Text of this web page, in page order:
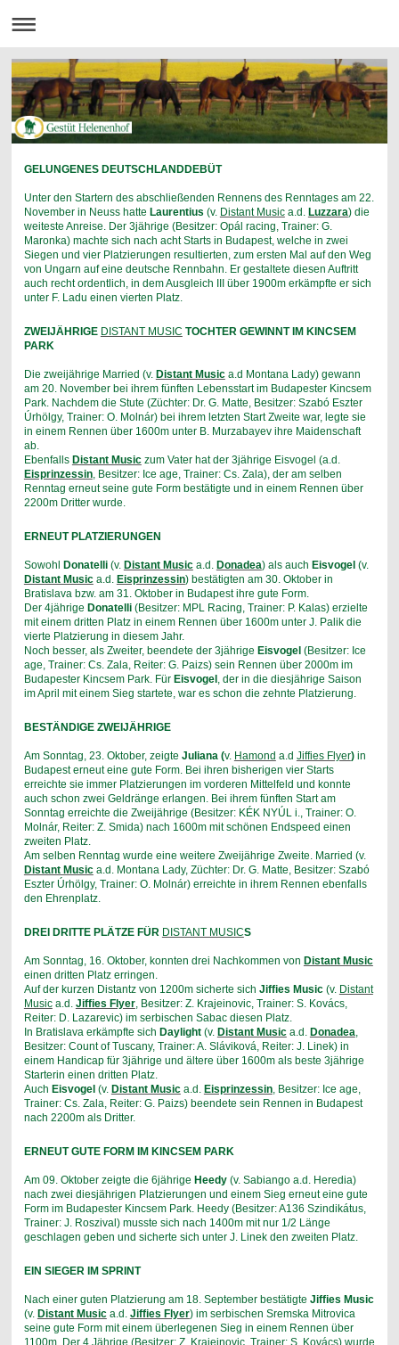
GELUNGENES DEUTSCHLANDDEBÜT
Unter den Startern des abschließenden Rennens des Renntages am 22.
November in Neuss hatte Laurentius (v. Distant Music a.d. Luzzara) die
weiteste Anreise. Der 3jährige (Besitzer: Opál racing, Trainer: G.
Maronka) machte sich nach acht Starts in Budapest, welche in zwei
Siegen und vier Platzierungen resultierten, zum ersten Mal auf den Weg
von Ungarn auf eine deutsche Rennbahn. Er gestaltete diesen Auftritt
auch recht ordentlich, in dem Ausgleich III über 1900m erkämpfte er sich
unter F. Ladu einen vierten Platz.
ZWEIJÄHRIGE DISTANT MUSIC TOCHTER GEWINNT IM KINCSEM
PARK
Die zweijährige Married (v. Distant Music a.d Montana Lady) gewann
am 20. November bei ihrem fünften Lebensstart im Budapester Kincsem
Park. Nachdem die Stute (Züchter: Dr. G. Matte, Besitzer: Szabó Eszter
Úrhölgy, Trainer: O. Molnár) bei ihrem letzten Start Zweite war, legte sie
in einem Rennen über 1600m unter B. Murzabayev ihre Maidenschaft
ab.
Ebenfalls Distant Music zum Vater hat der 3jährige Eisvogel (a.d.
Eisprinzessin, Besitzer: Ice age, Trainer: Cs. Zala), der am selben
Renntag erneut seine gute Form bestätigte und in einem Rennen über
2200m Dritter wurde.
ERNEUT PLATZIERUNGEN
Sowohl Donatelli(v. Distant Music a.d. Donadea) als auch Eisvogel(v.
Distant Music a.d. Eisprinzessin) bestätigten am 30. Oktober in
Bratislava bzw. am 31. Oktober in Budapest ihre gute Form.
Der 4jährige Donatelli(Besitzer: MPL Racing, Trainer: P. Kalas) erzielte
mit einem dritten Platz in einem Rennen über 1600m unter J. Palik die
vierte Platzierung in diesem Jahr.
Noch besser, als Zweiter, beendete der 3jährige Eisvogel(Besitzer: Ice
age, Trainer: Cs. Zala, Reiter: G. Paizs) sein Rennen über 2000m im
Budapester Kincsem Park. Für Eisvogel, der in die diesjährige Saison
im April mit einem Sieg startete, war es schon die zehnte Platzierung.
BESTÄNDIGE ZWEIJÄHRIGE
Am Sonntag, 23. Oktober, zeigte Juliana (v. Hamond a.d Jiffies Flyer) in
Budapest erneut eine gute Form. Bei ihren bisherigen vier Starts
erreichte sie immer Platzierungen im vorderen Mittelfeld und konnte
auch schon zwei Geldränge erlangen. Bei ihrem fünften Start am
Sonntag erreichte die Zweijährige (Besitzer: KÉK NYÚL i., Trainer: O.
Molnár, Reiter: Z. Smida) nach 1600m mit schönen Endspeed einen
zweiten Platz.
Am selben Renntag wurde eine weitere Zweijährige Zweite. Married (v.
Distant Music a.d. Montana Lady, Züchter: Dr. G. Matte, Besitzer: Szabó
Eszter Úrhölgy, Trainer: O. Molnár) erreichte in ihrem Rennen ebenfalls
den Ehrenplatz.
DREI DRITTE PLÄTZE FÜR DISTANT MUSICS
Am Sonntag, 16. Oktober, konnten drei Nachkommen von Distant Music
einen dritten Platz erringen.
Auf der kurzen Distantz von 1200m sicherte sich Jiffies Music(v. Distant
Music a.d. Jiffies Flyer, Besitzer: Z. Krajeinovic, Trainer: S. Kovács,
Reiter: D. Lazarevic) im serbischen Sabac diesen Platz.
In Bratislava erkämpfte sich Daylight(v. Distant Music a.d. Donadea
Besitzer: Count of Tuscany, Trainer: A. Sláviková, Reiter: J. Linek) in
einem Handicap für 3jährige und ältere über 1600m als beste 3jährige
Starterin einen dritten Platz.
Auch Eisvogel(v. Distant Music a.d. Eisprinzessin, Besitzer: Ice age,
Trainer: Cs. Zala, Reiter: G. Paizs) beendete sein Rennen in Budapest
nach 2200m als Dritter.
ERNEUT GUTE FORM IM KINCSEM PARK
Am 09. Oktober zeigte die 6jährige Heedy(v. Sabiango a.d. Heredia)
nach zwei diesjährigen Platzierungen und einem Sieg erneut eine gute
Form im Budapester Kincsem Park. Heedy (Besitzer: A136 Szindikátus,
Trainer: J. Roszival) musste sich nach 1400m mit nur 1/2 Länge
geschlagen geben und sicherte sich unter J. Linek den zweiten Platz.
EIN SIEGER IM SPRINT
Nach einer guten Platzierung am 18. September bestätigte Jiffies Music
(v. Distant Music a.d. Jiffies Flyer) im serbischen Sremska Mitrovica
seine gute Form mit einem überlegenen Sieg in einem Rennen über
1100m. Der 4 Jährige (Besitzer: Z. Krajeinovic, Trainer: S. Kovács) wurde